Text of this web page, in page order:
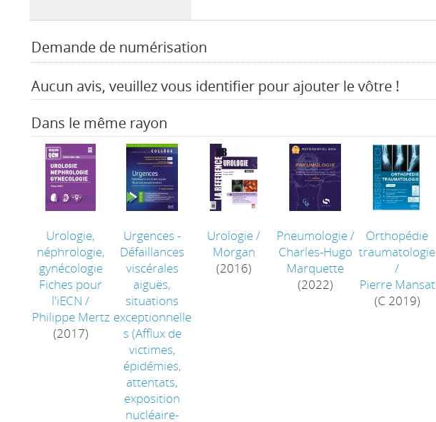
Demande de numérisation
Aucun avis, veuillez vous identifier pour ajouter le vôtre !
Dans le même rayon
Urologie,
néphrologie,
gynécologie
Fiches pour
l'iECN /
Philippe Mertz
(2017)
Urgences -
Défaillances
viscérales
aiguës,
situations
exceptionnelle
s (Afflux de
victimes,
épidémies,
attentats,
exposition
nucléaire-
Urologie/
Morgan
(2016)
Pneumologie/
Charles-Hugo
Marquette
(2022)
Orthopédie
traumatologie
/
Pierre Mansat
(C 2019)